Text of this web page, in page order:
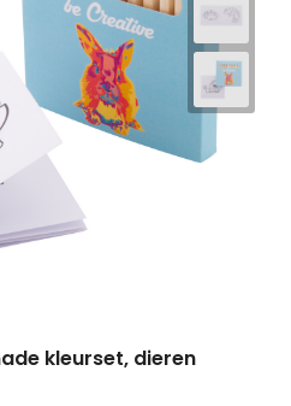
kleurset, dieren